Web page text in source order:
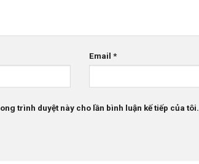
Email*
trình duyệt này cho lần bình luận kế tiếp của tôi.